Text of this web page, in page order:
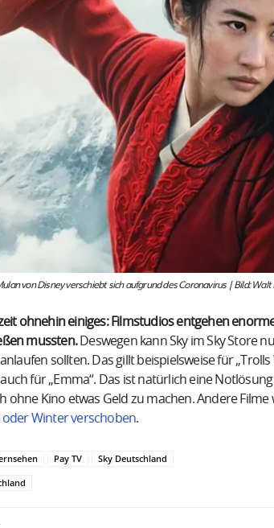
von Disney verschiebt sich aufgrund des Coronavirus | Bild: Walt
ohnehin einiges: Filmstudios entgehen
mussten.Deswegen kann Sky im Sky Store
sollten. Das gillt beispielsweise für
für „Emma“. Das ist natürlich eine
ohne Kino etwas Geld zu machen. Andere
Winter verschoben.
Pay TV
Sky Deutschland